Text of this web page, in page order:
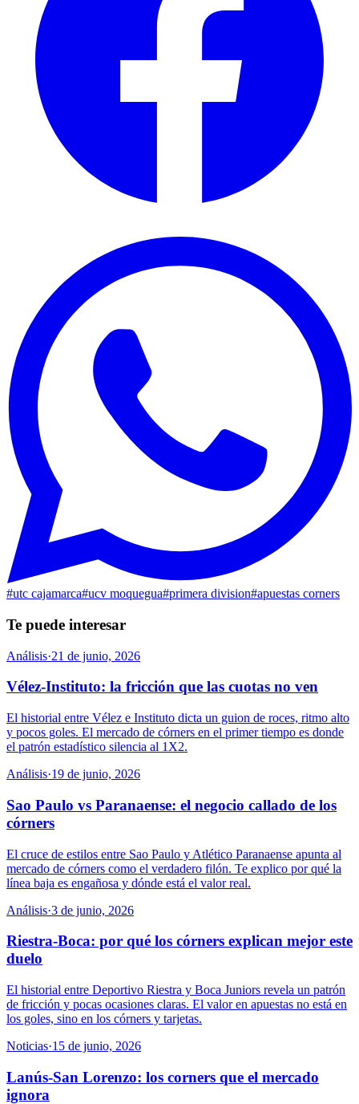
#utc cajamarca#ucv moquegua#primera division#apuestas corners
Te puede interesar
Análisis·21 de junio, 2026
Vélez-Instituto: la fricción que las cuotas no ven
El historial entre Vélez e Instituto dicta un guion de roces, ritmo alto
y pocos goles. El mercado de córners en el primer tiempo es donde
el patrón estadístico silencia al 1X2.
Análisis·19 de junio, 2026
Sao Paulo vs Paranaense: el negocio callado de los
córners
El cruce de estilos entre Sao Paulo y Atlético Paranaense apunta al
mercado de córners como el verdadero filón. Te explico por qué la
línea baja es engañosa y dónde está el valor real.
Análisis·3 de junio, 2026
Riestra-Boca: por qué los córners explican mejor este
duelo
El historial entre Deportivo Riestra y Boca Juniors revela un patrón
de fricción y pocas ocasiones claras. El valor en apuestas no está en
los goles, sino en los córners y tarjetas.
Noticias·15 de junio, 2026
Lanús-San Lorenzo: los corners que el mercado
ignora